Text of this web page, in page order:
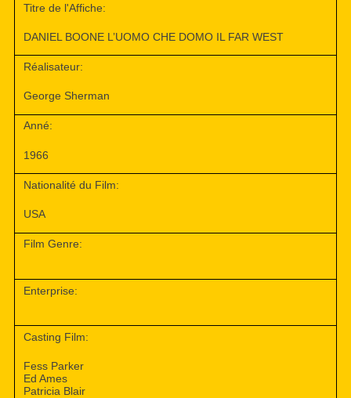
Titre de l'Affiche:
DANIEL BOONE L’UOMO CHE DOMO IL FAR WEST
Réalisateur:
George Sherman
Anné:
1966
Nationalité du Film:
USA
Film Genre:
Enterprise:
Casting Film:
Fess Parker
Ed Ames
Patricia Blair